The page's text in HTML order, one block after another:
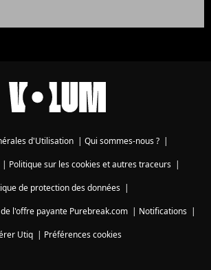
d'Utilisation Qui sommes-nous ?
Politique sur les cookies et autres traceurs|
de protection des données|
l'offre payante Purebreak.com
Notifications
Utiq
Préférences cookies